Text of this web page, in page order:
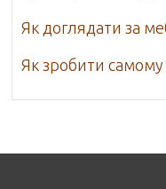
Як доглядати за
Як зробити